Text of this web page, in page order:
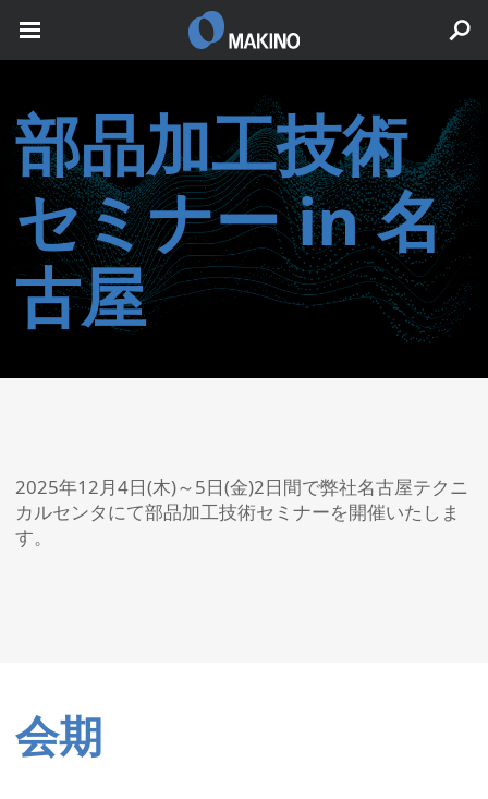
部品加工技術
セミナー in 名
古屋
2025年12月4日(木)～5日(金)2日間で弊社名古屋テクニ
カルセンタにて部品加工技術セミナーを開催いたしま
す。
会期